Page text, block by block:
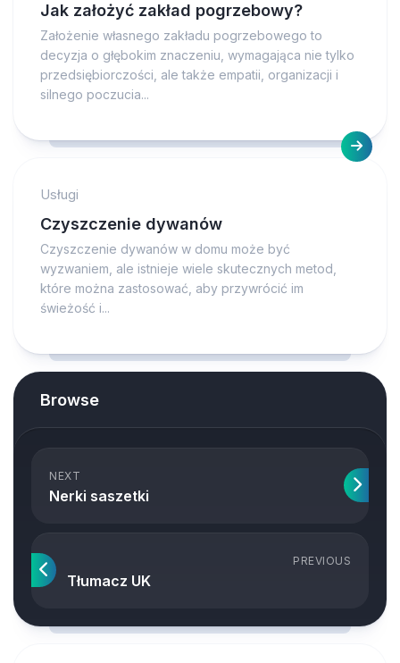
Jak założyć zakład pogrzebowy?
Założenie własnego zakładu pogrzebowego to
decyzja o głębokim znaczeniu, wymagająca nie tylko
przedsiębiorczości, ale także empatii, organizacji i
silnego poczucia...
Usługi
Czyszczenie dywanów
Czyszczenie dywanów w domu może być
wyzwaniem, ale istnieje wiele skutecznych metod,
które można zastosować, aby przywrócić im
świeżość i...
Browse
NEXT
Nerki saszetki
PREVIOUS
Tłumacz UK